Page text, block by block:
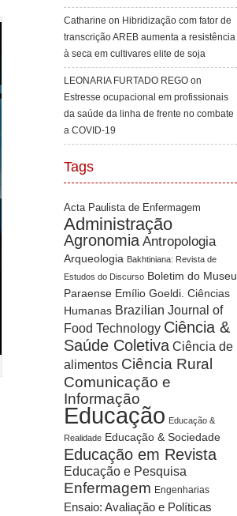
Catharine on Hibridização com fator de
transcrição AREB aumenta a resistência
à seca em cultivares elite de soja
LEONARIA FURTADO REGO on
Estresse ocupacional em profissionais
da saúde da linha de frente no combate
a COVID-19
Tags
Acta Paulista de Enfermagem
Administração
Agronomia Antropologia
Arqueologia Bakhtiniana: Revista de
Estudos do Discurso Boletim do Museu
Paraense Emílio Goeldi. Ciências
Humanas Brazilian Journal of
Food Technology Ciência &
Saúde Coletiva Ciência de
alimentos Ciência Rural
Comunicação e
Informação
Educação Educação &
Realidade Educação & Sociedade
Educação em Revista
Educação e Pesquisa
Enfermagem Engenharias
Ensaio: Avaliação e Políticas